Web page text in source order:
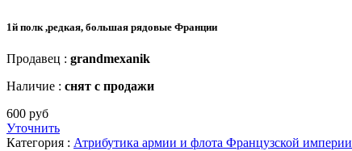
1й полк ,редкая, большая рядовые Франции
Продавец : grandmexanik
Наличие : снят с продажи
600 руб
Уточнить
Категория : Атрибутика армии и флота Французской империи